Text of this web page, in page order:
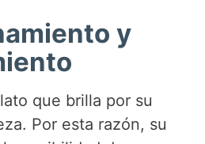
y
que brilla por su
Por esta razón, su